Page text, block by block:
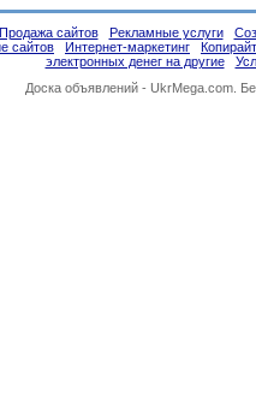
Продажа сайтов Рекламные услуги
сайтов Интернет-маркетинг
электронных денег на другие
Доска объявлений - UkrMega.com.